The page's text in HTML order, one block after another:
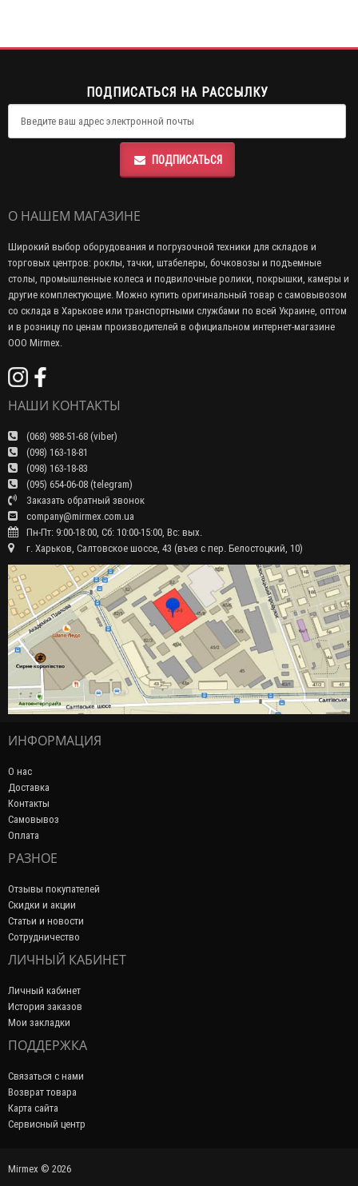
ПОДПИСАТЬСЯ НА РАССЫЛКУ
ПОДПИСАТЬСЯ
О НАШЕМ МАГАЗИНЕ
Широкий выбор оборудования и погрузочной техники для складов и
торговых центров: роклы, тачки, штабелеры, бочковозы и подъемные
столы, промышленные колеса и подвилочные ролики, покрышки, камеры и
другие комплектующие. Можно купить оригинальный товар с самовывозом
со склада в Харькове или транспортными службами по всей Украине, оптом
и в розницу по ценам производителей в официальном интернет-магазине
ООО Mirmex.
НАШИ КОНТАКТЫ
(068) 988-51-68 (viber)
(098) 163-18-81
(098) 163-18-83
(095) 654-06-08 (telegram)
Заказать обратный звонок
company@mirmex.com.ua
Пн-Пт: 9:00-18:00, Сб: 10:00-15:00, Вс: вых.
г. Харьков, Салтовское шоссе, 43 (въез с пер. Белостоцкий, 10)
ИНФОРМАЦИЯ
О нас
Доставка
Контакты
Самовывоз
Оплата
РАЗНОЕ
Отзывы покупателей
Скидки и акции
Статьи и новости
Сотрудничество
ЛИЧНЫЙ КАБИНЕТ
Личный кабинет
История заказов
Мои закладки
ПОДДЕРЖКА
Связаться с нами
Возврат товара
Карта сайта
Сервисный центр
Mirmex © 2026